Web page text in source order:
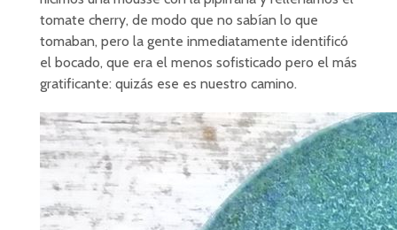
tomate cherry, de modo que no sabían lo que
tomaban, pero la gente inmediatamente identificó
el bocado, que era el menos sofisticado pero el más
gratificante: quizás ese es nuestro camino.